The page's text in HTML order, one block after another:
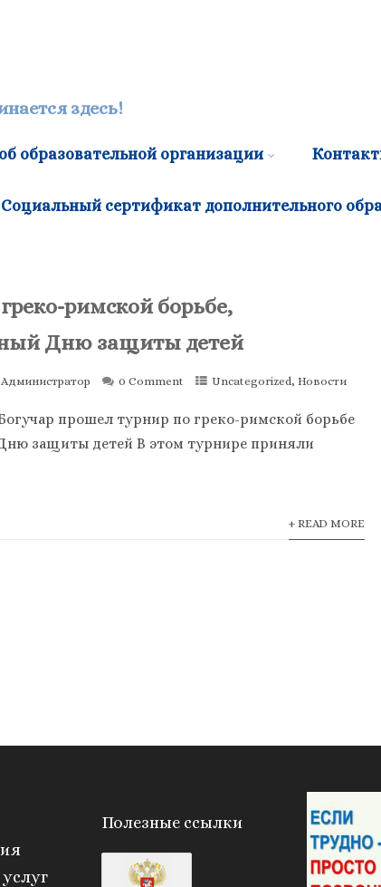
здесь!
образовательной организации
Социальный сертификат дополнительного
римской борьбе,
Дню защиты детей
Администратор 0 Comment Uncategorized,Новости
Богучар прошел турнир по греко-римской борьбе
защиты детей В этом турнире приняли
+ READ MORE
Полезные ссылки